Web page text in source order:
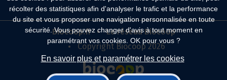
récolter des statistiques afin d'analyser le trafic et la performance
du site et vous proposer une navigation personnalisée en toute
sécurité. Vous pouvez changer d'avis à tout moment en
paramétrant vos cookies. OK pour vous ?
En savoir plus et paramétrer les cookies
Biocoop.fr
Le réseau Biocoop
Copyright Biocoop 2026